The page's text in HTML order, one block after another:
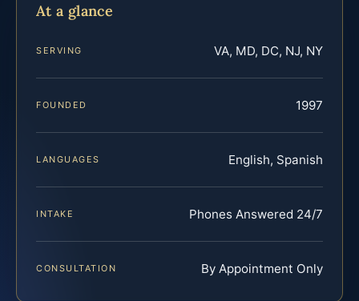
At a glance
SERVING VA, MD, DC, NJ, NY
FOUNDED 1997
LANGUAGES English, Spanish
INTAKE Phones Answered 24/7
CONSULTATION By Appointment Only